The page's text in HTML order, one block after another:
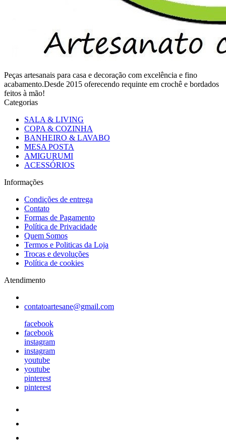
Peças artesanais para casa e decoração com excelência e fino
acabamento.Desde 2015 oferecendo requinte em crochê e bordados
feitos à mão!
Categorias
SALA & LIVING
COPA & COZINHA
BANHEIRO & LAVABO
MESA POSTA
AMIGURUMI
ACESSÓRIOS
Informações
Condições de entrega
Contato
Formas de Pagamento
Política de Privacidade
Quem Somos
Termos e Politicas da Loja
Trocas e devoluções
Política de cookies
Atendimento
contatoartesane@gmail.com
facebook
facebook
instagram
instagram
youtube
youtube
pinterest
pinterest